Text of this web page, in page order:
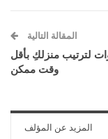
المقالة التالية
لترتيب منزلكِ بأقل
وقت ممكن
المزيد عن المؤلف